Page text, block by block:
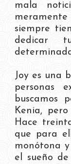
mala
siempre
dedicar
Joy es una
personas
buscamos
Kenia,
Hace
que para
monótona
el sueño